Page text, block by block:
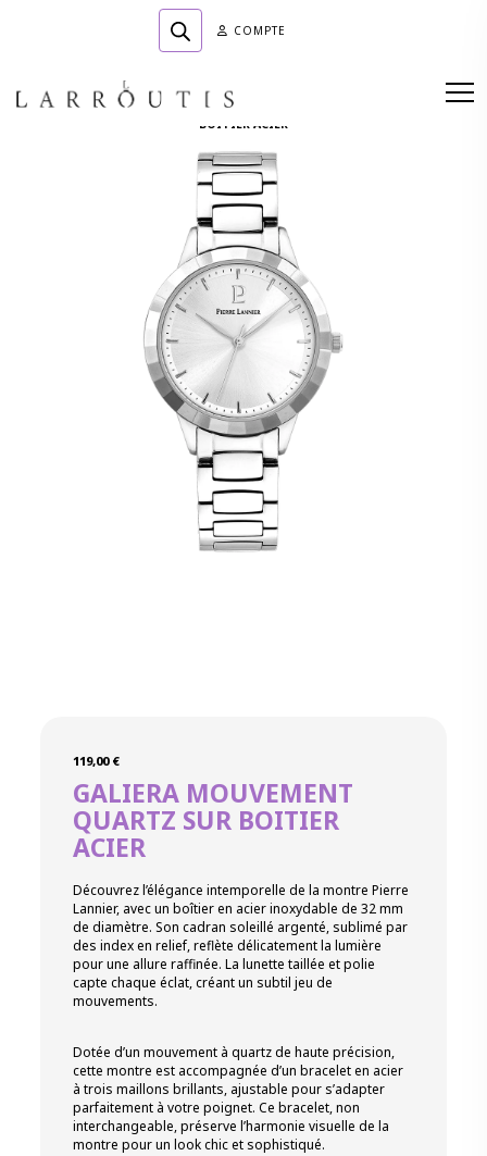
COMPTE
119,00 €
GALIERA MOUVEMENT
QUARTZ SUR BOITIER
ACIER
Découvrez l’élégance intemporelle de la montre Pierre
Lannier, avec un boîtier en acier inoxydable de 32 mm
de diamètre. Son cadran soleillé argenté, sublimé par
des index en relief, reflète délicatement la lumière
pour une allure raffinée. La lunette taillée et polie
capte chaque éclat, créant un subtil jeu de
mouvements.
Dotée d’un mouvement à quartz de haute précision,
cette montre est accompagnée d’un bracelet en acier
à trois maillons brillants, ajustable pour s’adapter
parfaitement à votre poignet. Ce bracelet, non
interchangeable, préserve l’harmonie visuelle de la
montre pour un look chic et sophistiqué.
Accueil » Boutique »HORLOGERIE»
BOITIER ACIER